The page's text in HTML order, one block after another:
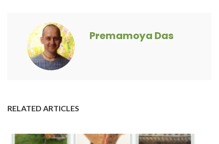
Premamoya Das
RELATED ARTICLES